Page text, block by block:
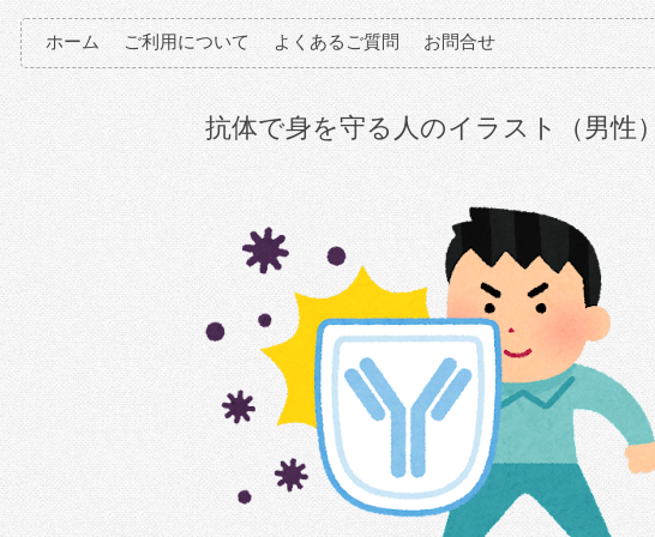
ホーム ご利用について よくあるご質問 お問合せ
抗体で身を守る人のイラスト（男性